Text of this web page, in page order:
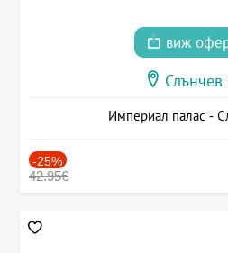
виж
Слънчев
Империал палас -
-25%
42.95€